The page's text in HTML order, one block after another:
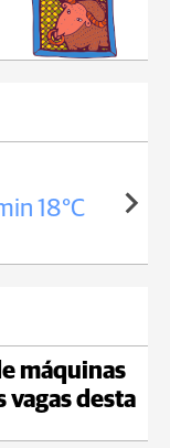
18°C
máquinas
vagas desta